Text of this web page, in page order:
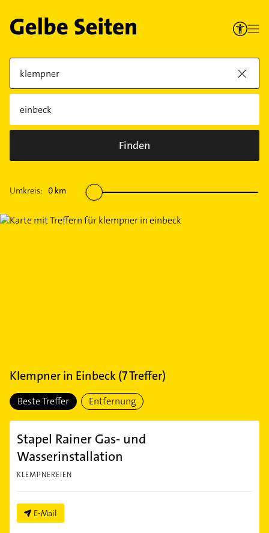
Finden
Umkreis: 0 km
Klempnerin Einbeck(7Treffer)
Beste Treffer Entfernung
Stapel Rainer Gas- und
Wasserinstallation
KLEMPNEREIEN
E-Mail